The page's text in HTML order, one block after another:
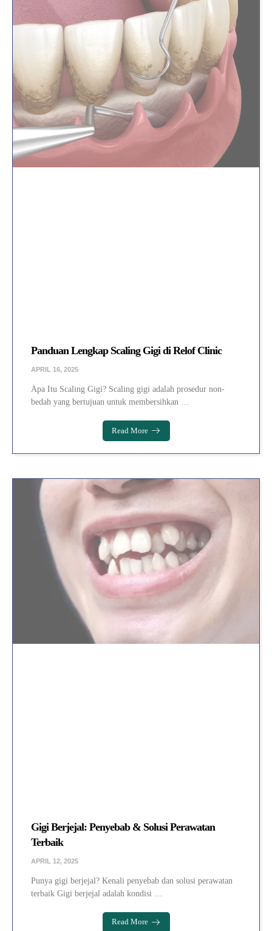
Panduan Lengkap Scaling Gigi di Relof Clinic
APRIL 16, 2025
Apa Itu Scaling Gigi? Scaling gigi adalah prosedur non-
bedah yang bertujuan untuk membersihkan …
Read More
Gigi Berjejal: Penyebab & Solusi Perawatan
Terbaik
APRIL 12, 2025
Punya gigi berjejal? Kenali penyebab dan solusi perawatan
terbaik Gigi berjejal adalah kondisi …
Read More